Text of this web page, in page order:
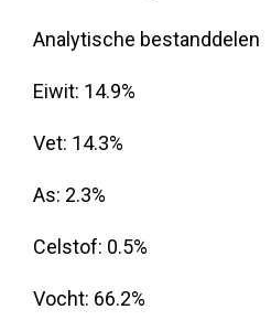
Analytische bestanddelen
Eiwit: 14.9%
Vet: 14.3%
As: 2.3%
Celstof: 0.5%
Vocht: 66.2%